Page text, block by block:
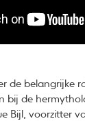
de belangrijke
bij de
Bijl, voorzitter